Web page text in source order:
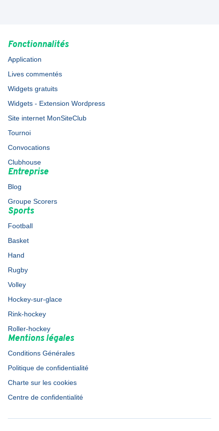
Fonctionnalités
Application
Lives commentés
Widgets gratuits
Widgets - Extension Wordpress
Site internet MonSiteClub
Tournoi
Convocations
Clubhouse
Entreprise
Blog
Groupe Scorers
Sports
Football
Basket
Hand
Rugby
Volley
Hockey-sur-glace
Rink-hockey
Roller-hockey
Mentions légales
Conditions Générales
Politique de confidentialité
Charte sur les cookies
Centre de confidentialité